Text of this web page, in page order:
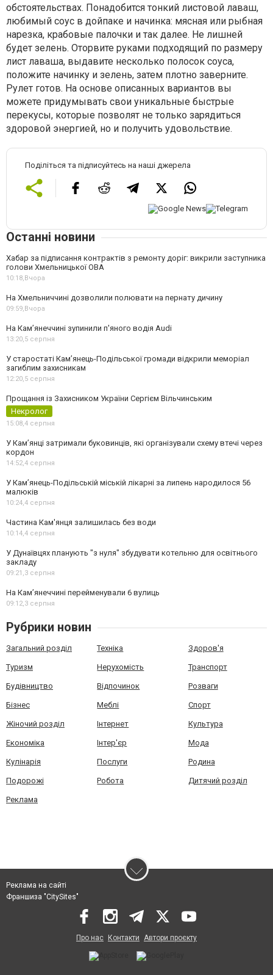
обстоятельствах. Понадобится тонкий листовой лаваш,
любимый соус в дойпаке и начинка: мясная или рыбная
нарезка, крабовые палочки и так далее. Не лишней
будет зелень. Оторвите руками подходящий по размеру
лист лаваша, выдавите несколько полосок соуса,
положите начинку и зелень, затем плотно заверните.
Рулет готов. На основе описанных вариантов вы
можете придумывать свои уникальные быстрые
перекусы, которые позволят не только зарядиться
здоровой энергией, но и получить удовольствие.
Поділіться та підписуйтесь на наші джерела
Останні новини
Хабар за підписання контрактів з ремонту доріг: викрили заступника
голови Хмельницької ОВА
10:18,Вчора
На Хмельниччині дозволили полювати на пернату дичину
09:59,Вчора
На Камʼянеччині зупинили п'яного водія Audi
13:20,5 серпня
У старостаті Кам’янець-Подільської громади відкрили меморіал
загиблим захисникам
12:20,5 серпня
Прощання із Захисником України Сергієм Вільчинським
Некролог
15:08,4 серпня
У Кам’янці затримали буковинців, які організували схему втечі через
кордон
14:52,4 серпня
У Кам’янець-Подільській міській лікарні за липень народилося 56
малюків
10:24,4 серпня
Частина Кам'янця залишилась без води
10:14,4 серпня
У Дунаївцях планують "з нуля" збудувати котельню для освітнього
закладу
09:21,3 серпня
На Камʼянеччині перейменували 6 вулиць
09:12,3 серпня
Рубрики новин
Загальний розділ Техніка Здоров'я
Туризм Нерухомість Транспорт
Будівництво Відпочинок Розваги
Бізнес Меблі Спорт
Жіночий розділ Інтернет Культура
Економіка Інтер'єр Мода
Кулінарія Послуги Родина
Подорожі Робота Дитячий розділ
Реклама
Реклама на сайті
Франшиза "CitySites"
Про нас Контакти Автори проєкту